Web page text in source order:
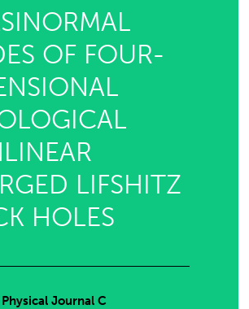
OF FOUR-
LIFSHITZ
HOLES
Journal C